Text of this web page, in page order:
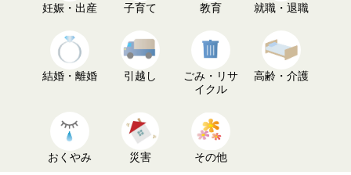
妊娠・出産 子育て 教育 就職・退職
結婚・離婚 引越し
ごみ・リサ
イクル
高齢・介護
おくやみ 災害 その他